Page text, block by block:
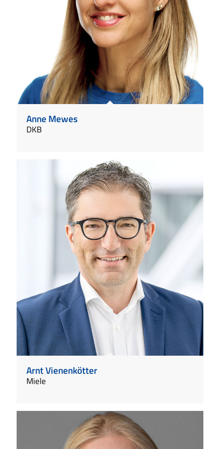
Anne Mewes
DKB
Arnt Vienenkötter
Miele